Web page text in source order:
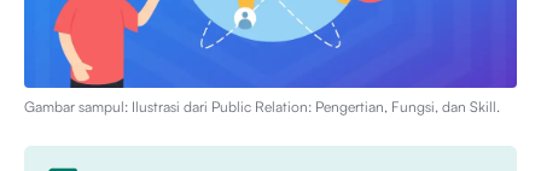
Gambar sampul: Ilustrasi dari Public Relation: Pengertian, Fungsi, dan Skill.